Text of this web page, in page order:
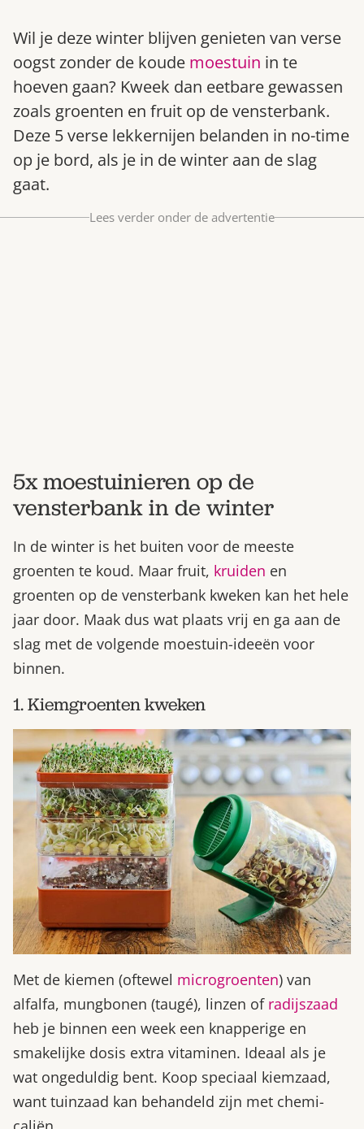
Bestel nu
Wil je deze winter blijven genieten van verse
oogst zonder de koude moestuin in te
hoeven gaan? Kweek dan eetbare gewassen
zoals groenten en fruit op de vensterbank.
Deze 5 verse lekkernijen belanden in no-time
op je bord, als je in de winter aan de slag
gaat.
Lees verder onder de advertentie
5x moestuinieren op de
vensterbank in de winter
In de winter is het buiten voor de meeste
groenten te koud. Maar fruit, kruiden en
groenten op de vensterbank kweken kan het hele
jaar door. Maak dus wat plaats vrij en ga aan de
slag met de volgende moestuin-ideeën voor
binnen.
1. Kiemgroenten kweken
Met de kiemen (oftewel microgroenten) van
alfalfa, mungbonen (taugé), linzen of radijszaad
heb je binnen een week een knapperige en
smakelijke dosis extra vitaminen. Ideaal als je
wat ongeduldig bent. Koop speciaal kiemzaad,
want tuinzaad kan behandeld zijn met chemi­